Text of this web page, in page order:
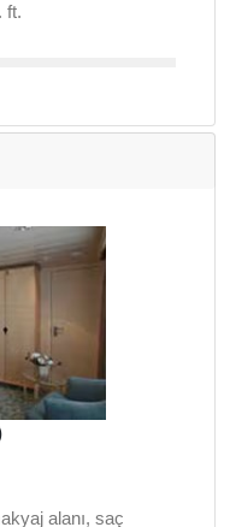
ft.
alanı, saç